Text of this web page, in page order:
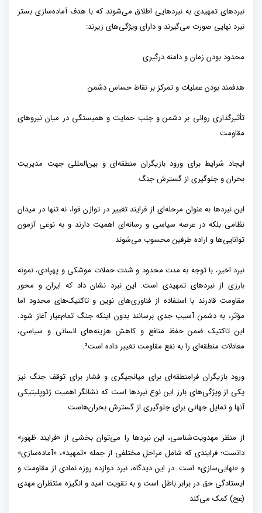
نبردهای تمهیدی به نبردهایی اطلاق می‌شوند که با هدف آماده‌سازی بستر
نبرد نهایی صورت می‌گیرند و دارای ویژگی‌های زیرند:
محدود بودن زمان و دامنه درگیری
هدفمند بودن عملیات و تمرکز بر نقاط حساس دشمن
تأثیرگذاری روانی بر دشمن و جلب حمایت و همبستگی در میان نیروهای
مقاومت
ایجاد شرایط برای ورود بازیگران منطقه‌ای و بین‌المللی جهت مدیریت
بحران و جلوگیری از گسترش جنگ
این نبردها به عنوان مرحله‌ای از فرایند تغییر در توازن قوا، نه تنها در میدان
نظامی بلکه در عرصه سیاسی و رسانه‌ای اهمیت دارند و به نوعی آزمون
توانایی‌ها و اراده طرفین محسوب می‌شوند
نبرد اخیر، با توجه به مدت محدود و شدت حملات موشکی و پهپادی، نمونه
بارزی از نبردهای تمهیدی است. این نبرد نشان داد که ایران و محور
مقاومت قادرند با استفاده از فناوری‌های نوین و تاکتیک‌های محدود اما
مؤثر، به دشمن آسیب جدی برسانند بدون اینکه جنگ تمام‌عیار آغاز شود.
این تاکتیک ضمن حفظ منافع و کاهش هزینه‌های انسانی و سیاسی،
معادلات منطقه‌ای را به نفع مقاومت تغییر داده است².
ورود بازیگران فرامنطقه‌ای برای میانجیگری و فشار برای توقف جنگ نیز
یکی از ویژگی‌های بارز این نوع نبردها است که نشانگر اهمیت ژئوپلیتیکی
آنها و تمایل جهانی برای جلوگیری از گسترش بحران‌هاست
از منظر مهدویت‌شناسی، این نبردها را می‌توان بخشی از «فرایند ظهور»
دانست؛ فرایندی که شامل مراحل مختلفی از جمله «تمهید»، «آماده‌سازی»
و «نهایی‌سازی» است. در این دیدگاه، نبرد دوازده روزه نمادی از مقاومت و
ایستادگی حق در برابر باطل است و به تقویت امید و انگیزه منتظران مهدی
(عج) کمک می‌کند